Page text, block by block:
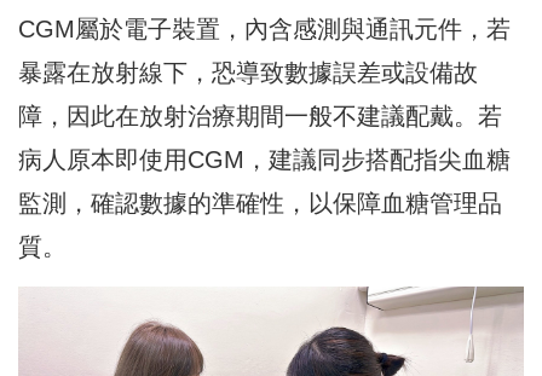
CGM屬於電子裝置，內含感測與通訊元件，若
暴露在放射線下，恐導致數據誤差或設備故
障，因此在放射治療期間一般不建議配戴。若
病人原本即使用CGM，建議同步搭配指尖血糖
監測，確認數據的準確性，以保障血糖管理品
質。